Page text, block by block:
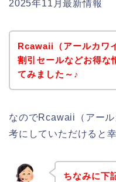
2025年11月最新情報
Rcawaii（アールカワ
割引セールなどお得な
てみました～♪
なのでRcawaii（アー
考にしていただけると幸
ちなみに下